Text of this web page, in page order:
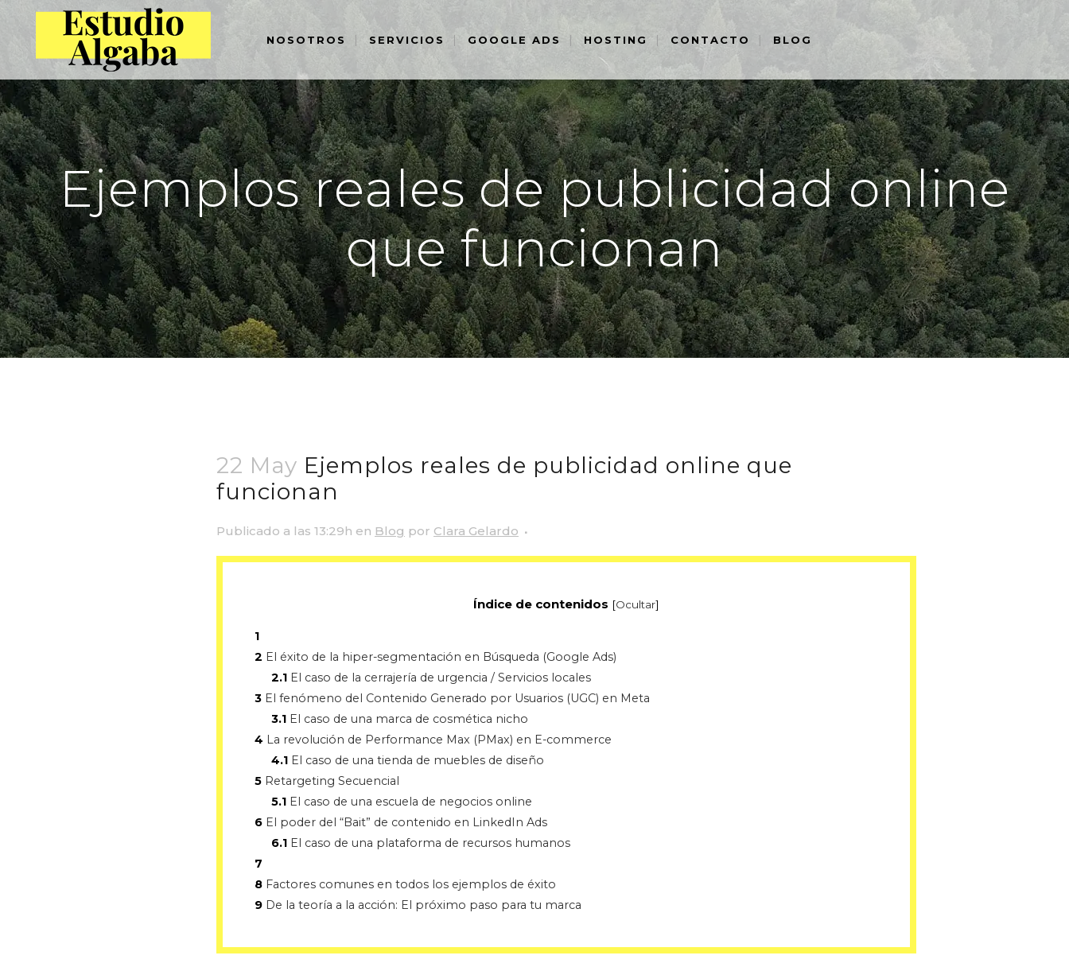
NOSOTROS SERVICIOS GOOGLE ADS HOSTING CONTACTO BLOG
Ejemplos reales de publicidad online
que funcionan
22 May Ejemplos reales de publicidad online que
funcionan
Publicado a las 13:29h en Blog por Clara Gelardo
Índice de contenidos [Ocultar]
1
2 El éxito de la hiper-segmentación en Búsqueda (Google Ads)
2.1 El caso de la cerrajería de urgencia / Servicios locales
3 El fenómeno del Contenido Generado por Usuarios (UGC) en Meta
3.1 El caso de una marca de cosmética nicho
4 La revolución de Performance Max (PMax) en E-commerce
4.1 El caso de una tienda de muebles de diseño
5 Retargeting Secuencial
5.1 El caso de una escuela de negocios online
6 El poder del “Bait” de contenido en LinkedIn Ads
6.1 El caso de una plataforma de recursos humanos
7
8 Factores comunes en todos los ejemplos de éxito
9 De la teoría a la acción: El próximo paso para tu marca